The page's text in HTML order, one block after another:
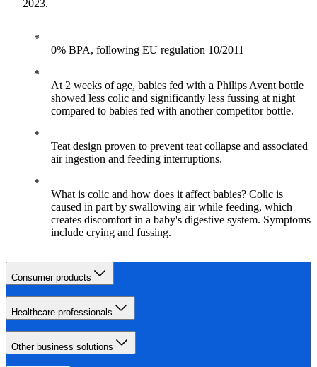
2023.
0% BPA, following EU regulation 10/2011
At 2 weeks of age, babies fed with a Philips Avent bottle
showed less colic and significantly less fussing at night
compared to babies fed with another competitor bottle.
Teat design proven to prevent teat collapse and associated
air ingestion and feeding interruptions.
What is colic and how does it affect babies? Colic is
caused in part by swallowing air while feeding, which
creates discomfort in a baby's digestive system. Symptoms
include crying and fussing.
Consumer products
Healthcare professionals
Other business solutions